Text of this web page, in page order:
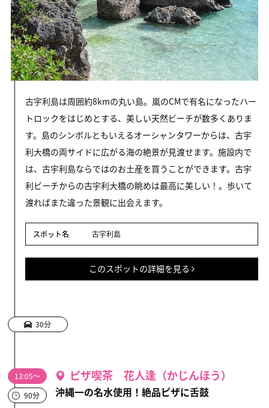
古宇利島は周囲約8kmの丸い島。嵐のCMで有名になったハー
トロックをはじめとする、美しい天然ビーチが数多くありま
す。島のシンボルともいえるオーシャンタワーからは、古宇
利大橋の両サイドに広がる海の絶景が見渡せます。施設内で
は、古宇利島ならではのお土産を買うことができます。古宇
利ビーチからの古宇利大橋の眺めは最高に美しい！。歩いて
渡ればまた違った景観に出会えます。
スポット名 古宇利島
このスポットの詳細を見る
30分
13:05～
90分
ピザ喫茶 花人逢（かじんほう）
沖縄一の名水使用！絶品ピザに舌鼓